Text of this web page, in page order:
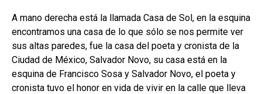
A mano derecha está la lla­mada Casa de Sol, en la esquina
encontramos una casa de lo que sólo se nos permite ver
sus altas paredes, fue la casa del poeta y cronista de la
Ciudad de México, Salvador Novo, su casa está en la
esquina de Francisco Sosa y Sal­vador Novo, el poeta y
cronista tuvo el honor en vida de vivir en la calle que lleva